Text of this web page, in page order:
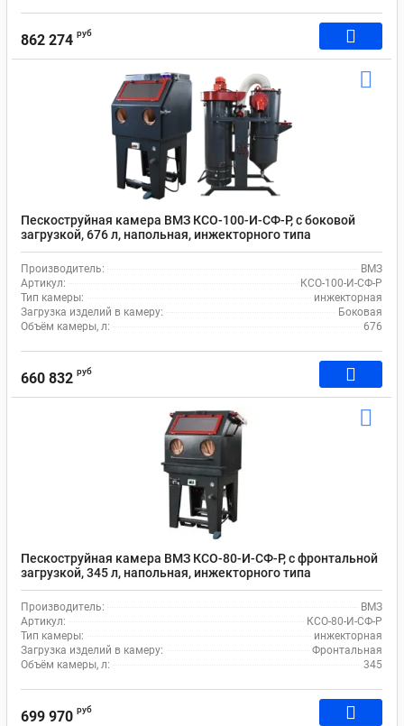
862 274 руб
Пескоструйная камера ВМЗ КСО-100-И-СФ-Р, с боковой
загрузкой, 676 л, напольная, инжекторного типа
Производитель:
ВМЗ
Артикул:
КСО-100-И-СФ-Р
Тип камеры:
инжекторная
Загрузка изделий в камеру:
Боковая
Объём камеры, л:
676
660 832 руб
Пескоструйная камера ВМЗ КСО-80-И-СФ-Р, с фронтальной
загрузкой, 345 л, напольная, инжекторного типа
Производитель:
ВМЗ
Артикул:
КСО-80-И-СФ-Р
Тип камеры:
инжекторная
Загрузка изделий в камеру:
Фронтальная
Объём камеры, л:
345
699 970 руб